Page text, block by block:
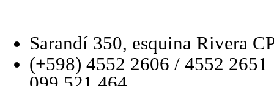
Sarandí 350, esquina Rivera
(+598) 4552 2606 / 4552 2651